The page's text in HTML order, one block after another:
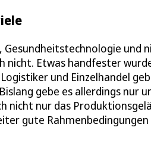
und
nicht. Etwas handfester
und Einzelhandel
gebe es allerdings
nicht nur das
gute